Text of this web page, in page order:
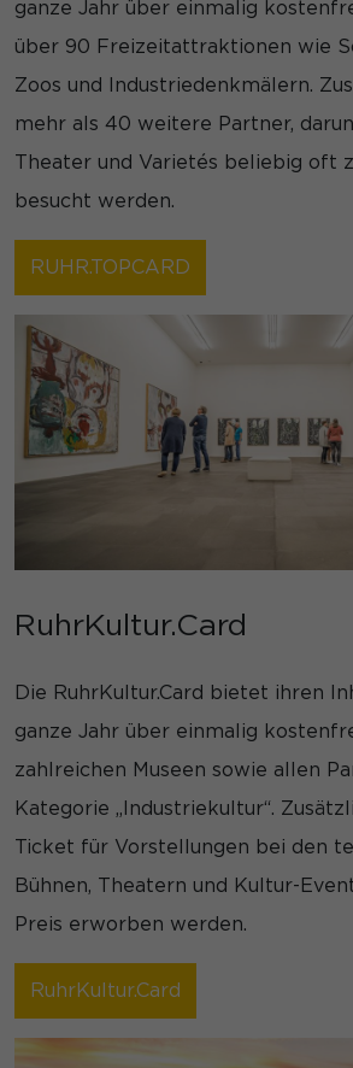
ganze Jahr über einmalig
über 90 Freizeitattraktionen wie
Zoos und Industriedenkmälern.
mehr als 40 weitere Partner,
Theater und Varietés beliebig oft
besucht werden.
RUHR.TOPCARD
RuhrKultur.Card
Die RuhrKultur.Card bietet ihren
ganze Jahr über einmalig
zahlreichen Museen sowie allen
Kategorie „Industriekultur“.
Ticket für Vorstellungen bei den
Bühnen, Theatern und Kultur-
Preis erworben werden.
RuhrKultur.Card